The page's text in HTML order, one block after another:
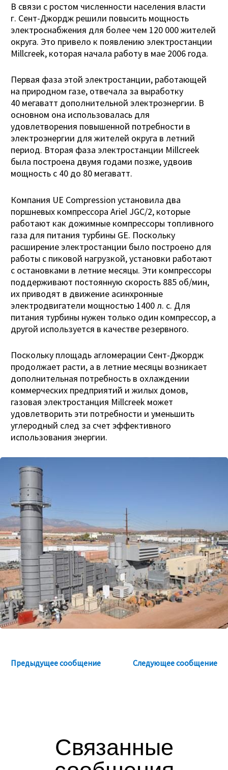
В связи с ростом численности населения власти
г. Сент-Джордж решили повысить мощность
электроснабжения для более чем 120 000 жителей
округа. Это привело к появлению электростанции
Millcreek, которая начала работу в мае 2006 года.
Первая фаза этой электростанции, работающей
на природном газе, отвечала за выработку
40 мегаватт дополнительной электроэнергии. В
основном она использовалась для
удовлетворения повышенной потребности в
электроэнергии для жителей округа в летний
период. Вторая фаза электростанции Millcreek
была построена двумя годами позже, удвоив
мощность с 40 до 80 мегаватт.
Компания UE Compression установила два
поршневых компрессора Ariel JGC/2, которые
работают как дожимные компрессоры топливного
газа для питания турбины GE. Поскольку
расширение электростанции было построено для
работы c пиковой нагрузкой, установки работают
с остановками в летние месяцы. Эти компрессоры
поддерживают постоянную скорость 885 об/мин,
их приводят в движение асинхронные
электродвигатели мощностью 1400 л. с. Для
питания турбины нужен только один компрессор, а
другой используется в качестве резервного.
Поскольку площадь агломерации Сент-Джордж
продолжает расти, а в летние месяцы возникает
дополнительная потребность в охлаждении
коммерческих предприятий и жилых домов,
газовая электростанция Millcreek может
удовлетворить эти потребности и уменьшить
углеродный след за счет эффективного
использования энергии.
Предыдущее сообщение Следующее сообщение
Связанные